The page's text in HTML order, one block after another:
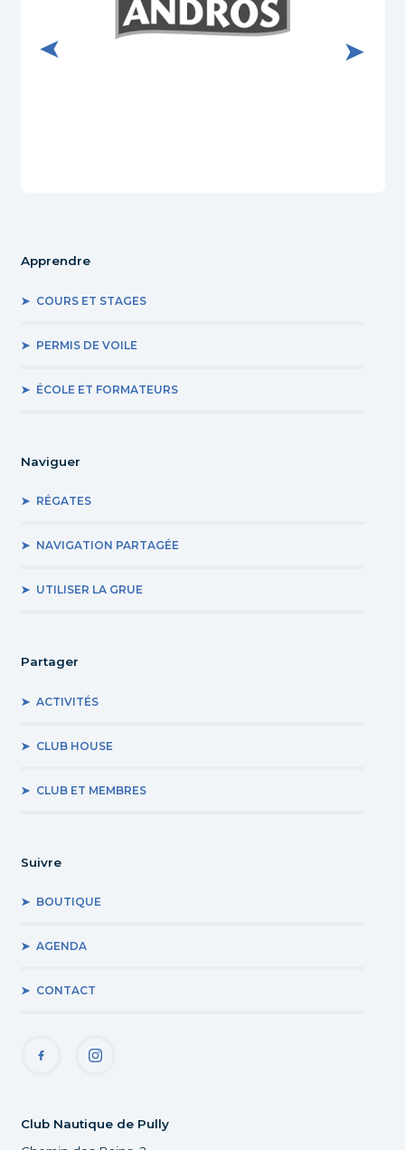
Apprendre
COURS ET STAGES
PERMIS DE VOILE
ÉCOLE ET FORMATEURS
Naviguer
RÉGATES
NAVIGATION PARTAGÉE
UTILISER LA GRUE
Partager
ACTIVITÉS
CLUB HOUSE
CLUB ET MEMBRES
Suivre
BOUTIQUE
AGENDA
CONTACT
Club Nautique de Pully